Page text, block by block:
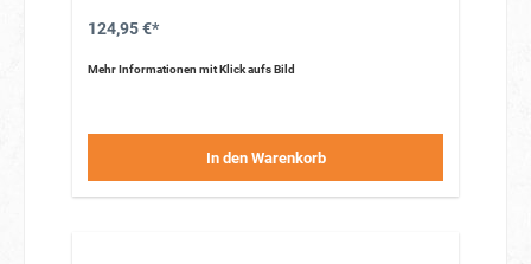
124,95 €*
Mehr Informationen mit Klick aufs Bild
In den Warenkorb